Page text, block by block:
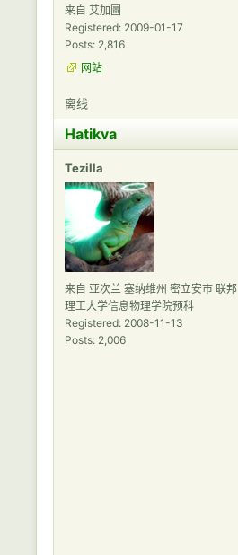
来自 艾加圖
Registered: 2009-01-17
Posts: 2,816
网站
离线
Hatikva
Tezilla
来自 亚次兰 塞纳维州 密立安市 联邦
理工大学信息物理学院预科
Registered: 2008-11-13
Posts: 2,006